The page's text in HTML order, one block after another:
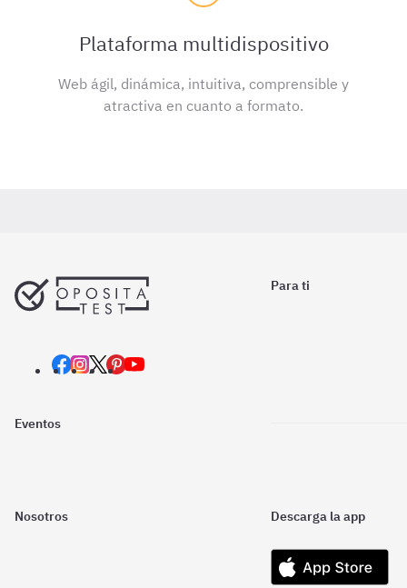
Plataforma multidispositivo
Web ágil, dinámica, intuitiva, comprensible y
atractiva en cuanto a formato.
Para ti
Eventos
Nosotros Descarga la app